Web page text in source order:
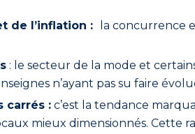
de l’inflation :
la concurrence
: le secteur de la mode et
n’ayant pas su faire
carrés :c’est la tendance
mieux dimensionnés. Cette